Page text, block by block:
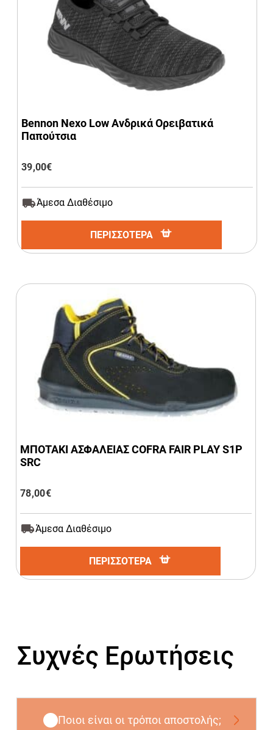
Bennon Nexo Low Ανδρικά Ορειβατικά
Παπούτσια
39,00€
Άμεσα Διαθέσιμο
ΠΕΡΙΣΣΟΤΕΡΑ
ΜΠΟΤΑΚΙ ΑΣΦΑΛΕΙΑΣ COFRA FAIR PLAY S1P
SRC
78,00€
Άμεσα Διαθέσιμο
ΠΕΡΙΣΣΟΤΕΡΑ
Συχνές Ερωτήσεις
Ποιοι είναι οι τρόποι αποστολής;